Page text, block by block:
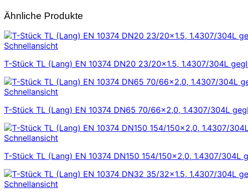
Ähnliche Produkte
Schnellansicht
T-Stück TL (Lang) EN 10374 DN20 23/20×1.5, 1.4307/304L
Schnellansicht
T-Stück TL (Lang) EN 10374 DN65 70/66×2,0, 1.4307/304L
Schnellansicht
T-Stück TL (Lang) EN 10374 DN150 154/150×2,0, 1.4307/304L
Schnellansicht